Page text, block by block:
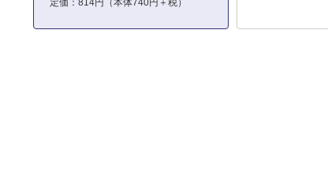
定価：814円（本体740円＋税）